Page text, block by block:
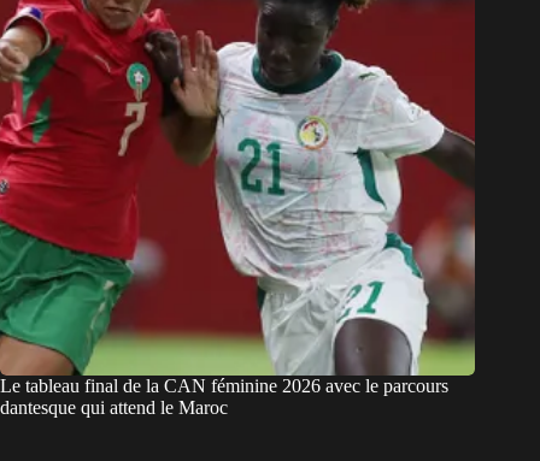
Le tableau final de la CAN féminine 2026 avec le parcours
dantesque qui attend le Maroc